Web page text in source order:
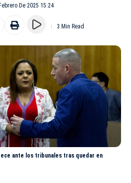
De 2025 15:24
3 Min Read
ante los tribunales tras quedar en